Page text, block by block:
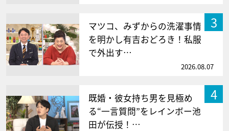
3
マツコ、みずからの洗濯事情
を明かし有吉おどろき！私服
で外出す…
2026.08.07
4
既婚・彼女持ち男を見極め
る“一言質問”をレインボー池
田が伝授！…